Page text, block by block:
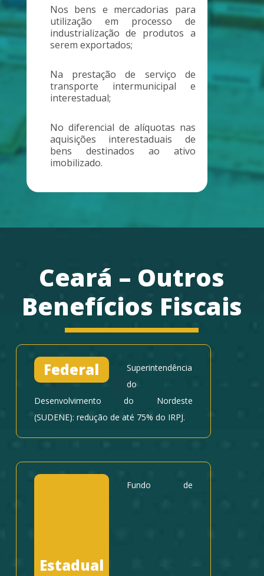
Nos bens e mercadorias para
utilização em processo de
industrialização de produtos a
serem exportados;
Na prestação de serviço de
transporte intermunicipal e
interestadual;
No diferencial de alíquotas nas
aquisições interestaduais de
bens destinados ao ativo
imobilizado.
Ceará – Outros
Benefícios Fiscais
Federal
Superintendência
do
Desenvolvimento do Nordeste
(SUDENE): redução de até 75% do IRPJ.
Estadual
Fundo de